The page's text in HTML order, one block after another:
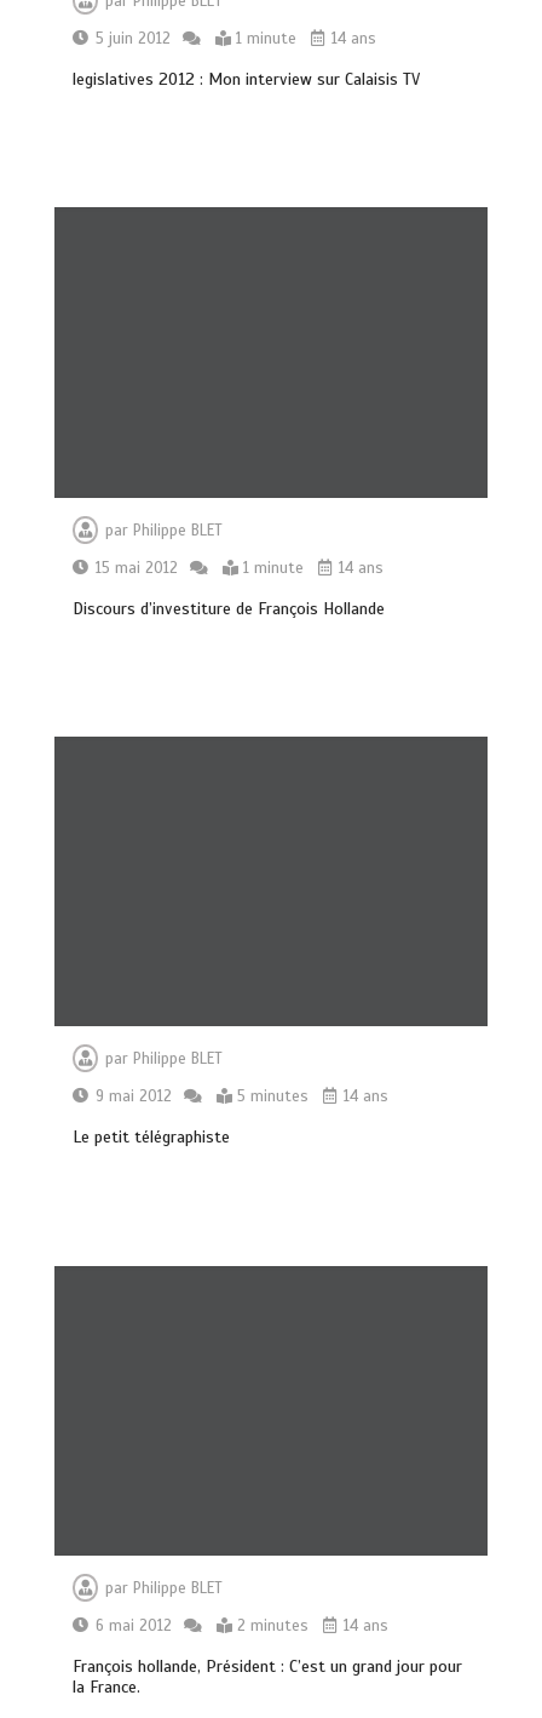
5 juin 2012
1 minute 14 ans
legislatives 2012 : Mon interview sur Calaisis TV
par Philippe BLET
15 mai 2012
1 minute 14 ans
Discours d’investiture de François Hollande
par Philippe BLET
9 mai 2012
5 minutes 14 ans
Le petit télégraphiste
par Philippe BLET
6 mai 2012
2 minutes 14 ans
François hollande, Président : C’est un grand jour pour
la France.
3 minutes